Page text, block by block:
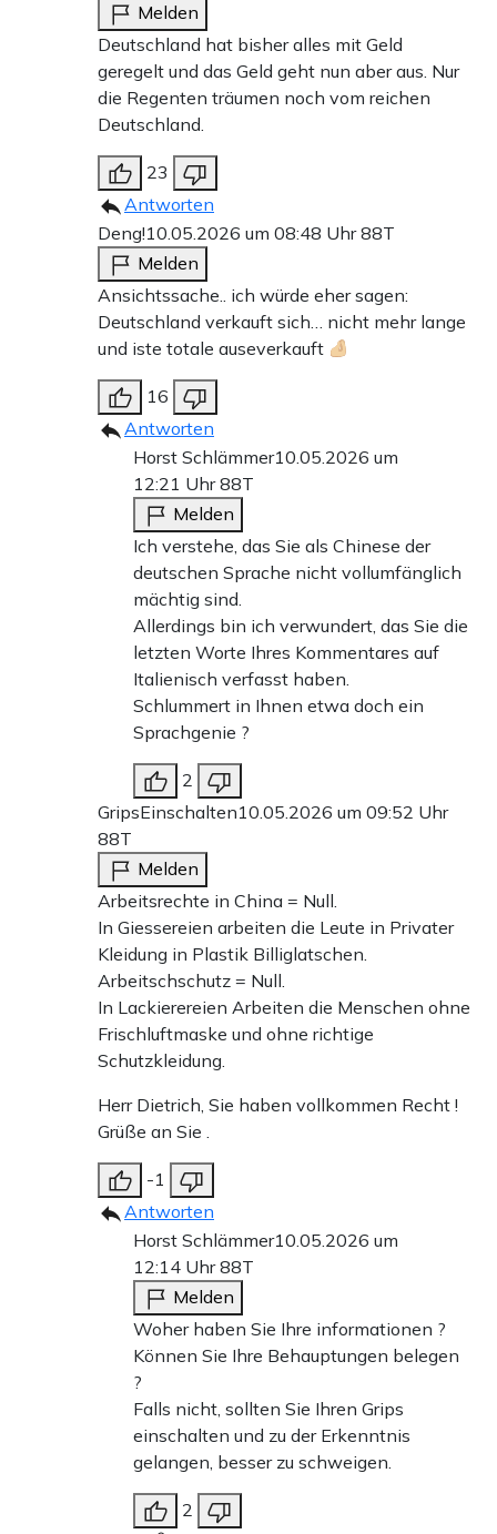
Melden
Deutschland hat bisher alles mit Geld
geregelt und das Geld geht nun aber aus. Nur
die Regenten träumen noch vom reichen
Deutschland.
23
Antworten
Deng!10.05.2026 um 08:48 Uhr88T
Melden
Ansichtssache.. ich würde eher sagen:
Deutschland verkauft sich… nicht mehr lange
und iste totale auseverkauft
16
Antworten
Horst Schlämmer10.05.2026 um
12:21 Uhr88T
Melden
Ich verstehe, das Sie als Chinese der
deutschen Sprache nicht vollumfänglich
mächtig sind.
Allerdings bin ich verwundert, das Sie die
letzten Worte Ihres Kommentares auf
Italienisch verfasst haben.
Schlummert in Ihnen etwa doch ein
Sprachgenie ?
2
GripsEinschalten10.05.2026 um 09:52 Uhr
88T
Melden
Arbeitsrechte in China = Null.
In Giessereien arbeiten die Leute in Privater
Kleidung in Plastik Billiglatschen.
Arbeitschschutz = Null.
In Lackierereien Arbeiten die Menschen ohne
Frischluftmaske und ohne richtige
Schutzkleidung.
Herr Dietrich, Sie haben vollkommen Recht !
Grüße an Sie .
-1
Antworten
Horst Schlämmer10.05.2026 um
12:14 Uhr88T
Melden
Woher haben Sie Ihre informationen ?
Können Sie Ihre Behauptungen belegen
?
Falls nicht, sollten Sie Ihren Grips
einschalten und zu der Erkenntnis
gelangen, besser zu schweigen.
2